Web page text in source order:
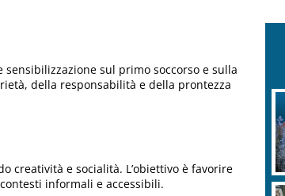
sul primo soccorso e sulla
della responsabilità e della prontezza
creatività e socialità. L’obiettivo è favorire
informali e accessibili.